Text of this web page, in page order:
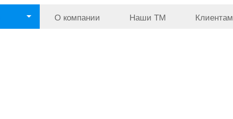
О компании Наши ТМ Клиентам